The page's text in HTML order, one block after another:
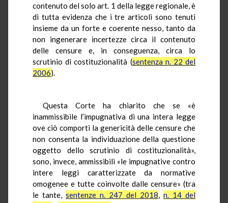
contenuto del solo art. 1 della legge regionale, è
di tutta evidenza che i tre articoli sono tenuti
insieme da un forte e coerente nesso, tanto da
non ingenerare incertezze circa il contenuto
delle censure e, in conseguenza, circa lo
scrutinio di costituzionalità (sentenza n. 22 del
2006).
Questa Corte ha chiarito che se «è
inammissibile l’impugnativa di una intera legge
ove ciò comporti la genericità delle censure che
non consenta la individuazione della questione
oggetto dello scrutinio di costituzionalità»,
sono, invece, ammissibili «le impugnative contro
intere leggi caratterizzate da normative
omogenee e tutte coinvolte dalle censure» (tra
le tante, sentenze n. 247 del 2018, n. 14 del